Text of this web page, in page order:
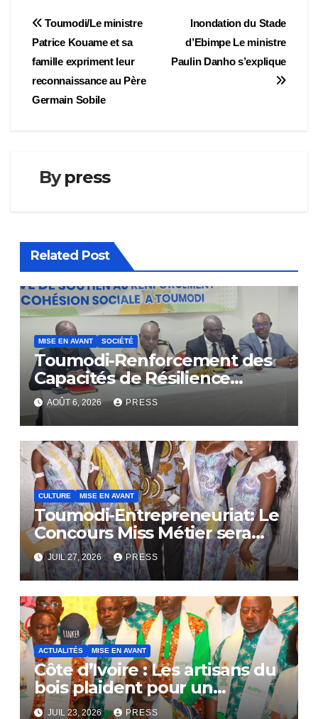
Navigation
de
l’article
Inondation du Stade
d’Ebimpe Le ministre
Paulin Danho s’explique
Toumodi/Le ministre
Patrice Kouame et sa
famille expriment leur
reconnaissance au Père
Germain Sobile
Bypress
Related Post
MISE EN AVANT SOCIÉTÉ
Toumodi-Renforcement des
Capacités de Résilience
Communautaire
AOÛT 6, 2026 PRESS
CULTURE MISE EN AVANT
Toumodi-Entrepreneuriat: Le
Concours Miss Métier sera
bientôt lance.
JUIL 27, 2026 PRESS
ACTUALITÉS MISE EN AVANT
Côte d’Ivoire : Les artisans du
bois plaident pour un
dialogue national
JUIL 23, 2026 PRESS